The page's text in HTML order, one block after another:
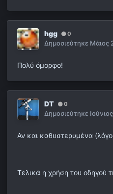
hgg 0
Δημοσιεύτηκε Μάιος
Πολύ όμορφο!
DT 0
Δημοσιεύτηκε
Αν και καθυστερυμένα
Τελικά η χρήση του οδηγού